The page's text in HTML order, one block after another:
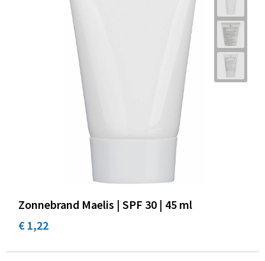
Zonnebrand Maelis | SPF 30 | 45 ml
€ 1,22